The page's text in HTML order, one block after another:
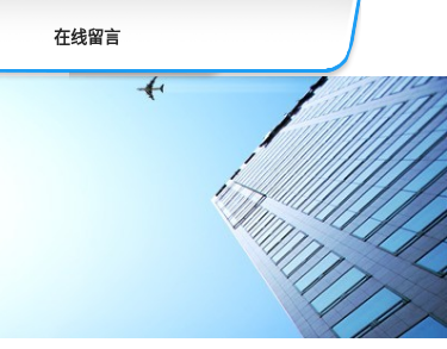
在线留言